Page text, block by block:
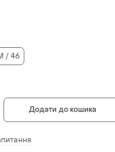
/ 46
Додати до кошика